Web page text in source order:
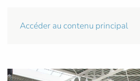
Accéder au contenu principal